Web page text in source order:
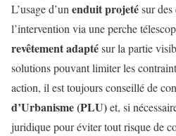
L’usage d’unenduit projetésur des
l’intervention via une perche
revêtement adaptésur la partie
solutions pouvant limiter les
action, il est toujours conseillé de
d’Urbanisme (PLU)et, si
juridique pour éviter tout risque de